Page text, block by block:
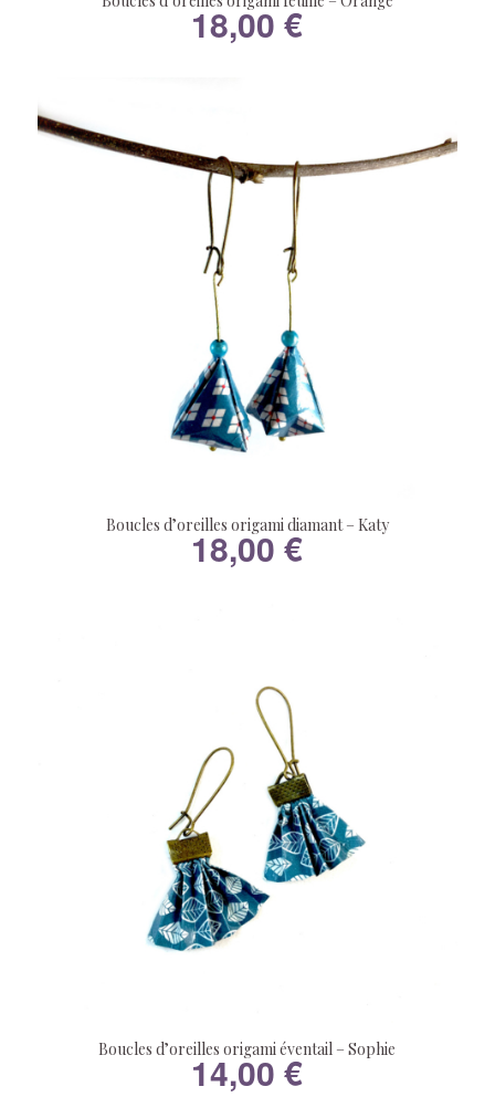
18,00€
Boucles d’oreilles origami diamant – Katy
18,00€
Boucles d’oreilles origami éventail – Sophie
14,00€